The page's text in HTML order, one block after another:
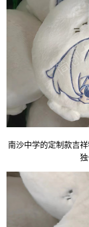
南沙中学的定制款吉